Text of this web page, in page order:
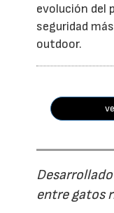
evolución del
seguridad
outdoor.
entre gatos